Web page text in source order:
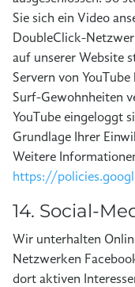
Sie sich ein Video
DoubleClick-
auf unserer Website
Servern von
Surf-Gewohnheiten
YouTube eingeloggt
Grundlage Ihrer
Weitere
https://
14. Social-
Wir unterhalten
Netzwerken
dort aktiven